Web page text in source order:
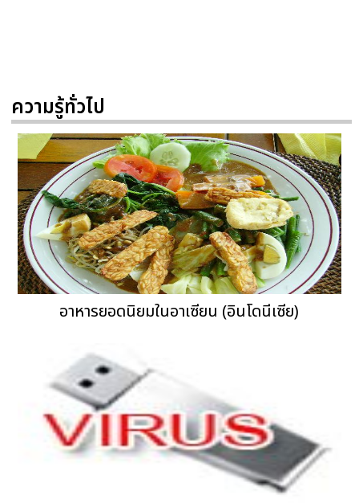
ความรู้ทั่วไป
อาหารยอดนิยมในอาเซียน (อินโดนีเซีย)